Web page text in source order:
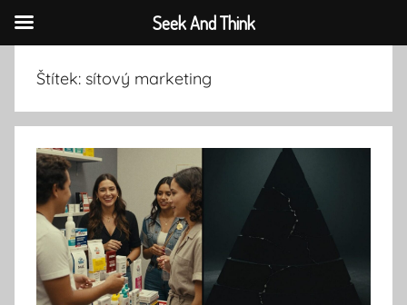
obsahu
Štítek: sítový marketing
Seek And Think